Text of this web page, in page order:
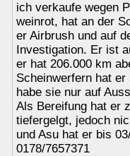
ich verkaufe wegen
weinrot, hat an der
er Airbrush und auf
Investigation. Er ist
er hat 206.000 km
Scheinwerfern hat
habe sie nur auf
Als Bereifung hat er
tiefergelgt, jedoch
und Asu hat er bis
0178/7657371